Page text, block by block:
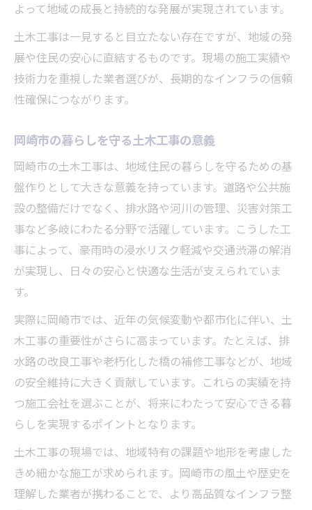
よって地域の成長と持続的な発展が実現されています。
土木工事は一見すると目立たない存在ですが、地域の発
展や住民の安心に直結するものです。現場の施工実績や
技術力を重視した業者選びが、長期的なインフラの信頼
性確保につながります。
岡崎市の暮らしを守る土木工事の意義
岡崎市の土木工事は、地域住民の暮らしを守るための基
盤作りとして大きな意義を持っています。道路や公共施
設の整備だけでなく、排水路や河川の管理、災害対策工
事など多岐にわたる分野で活躍しています。こうした工
事によって、豪雨時の浸水リスク軽減や交通渋滞の解消
が実現し、日々の安心と快適な生活が支えられていま
す。
実際に岡崎市では、近年の気候変動や都市化に伴い、土
木工事の重要性がさらに高まっています。たとえば、排
水路の改良工事や老朽化した橋の補修工事などが、地域
の安全維持に大きく貢献しています。これらの実績を持
つ施工会社を選ぶことが、将来にわたって安心できる暮
らしを実現するポイントとなります。
土木工事の現場では、地域特有の課題や地形を考慮した
きめ細かな施工が求められます。岡崎市の風土や歴史を
理解した業者が携わることで、より高品質なインフラ整